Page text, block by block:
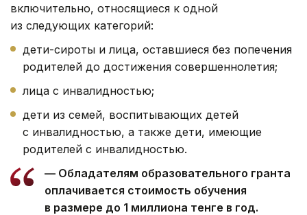
включительно, относящиеся к одной
из следующих категорий:
дети-сироты и лица, оставшиеся без попечения
родителей до достижения совершеннолетия;
лица с инвалидностью;
дети из семей, воспитывающих детей
с инвалидностью, а также дети, имеющие
родителей с инвалидностью.
— Обладателям образовательного гранта
оплачивается стоимость обучения
в размере до 1 миллиона тенге в год.